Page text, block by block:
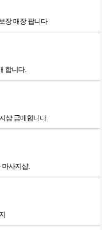
장 매장 팝니다
합니다.
샵 급매합니다.
사지샵.